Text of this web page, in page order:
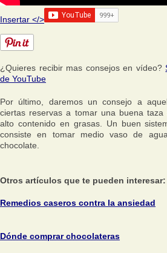
Insertar </>
¿Quieres recibir mas consejos en vídeo?
de YouTube
Por último, daremos un consejo a
ciertas reservas a tomar una buena
alto contenido en grasas. Un buen
consiste en tomar medio vaso de
chocolate.
Otros artículos que te pueden interesar:
Remedios caseros contra la ansiedad
Dónde comprar chocolateras